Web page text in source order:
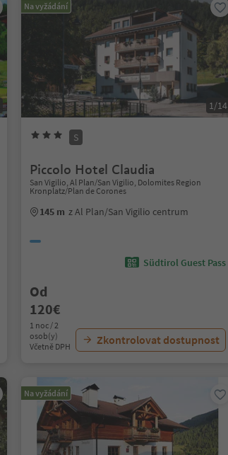
Na vyžádání
1/14
S
Piccolo Hotel Claudia
San Vigilio, Al Plan/San Vigilio, Dolomites Region
Kronplatz/Plan de Corones
145 m z Al Plan/San Vigilio centrum
Südtirol Guest Pass
Od
120€
1 noc / 2
osob(y)
Včetně DPH
Zkontrolovat dostupnost
Na vyžádání